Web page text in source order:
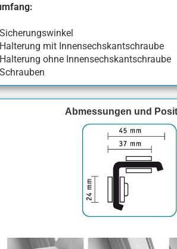
mit Innensechskantschraube
ohne Innensechskantschraube
Abmessungen und